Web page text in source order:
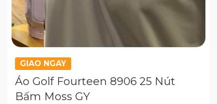
GIAO NGAY
Áo Golf Fourteen 8906 25 Nút
Bấm Moss GY